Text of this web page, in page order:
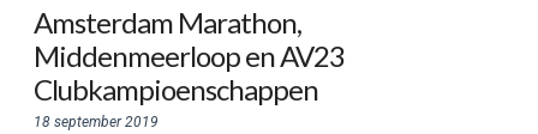
Amsterdam Marathon,
Middenmeerloop en AV23
Clubkampioenschappen
18 september 2019